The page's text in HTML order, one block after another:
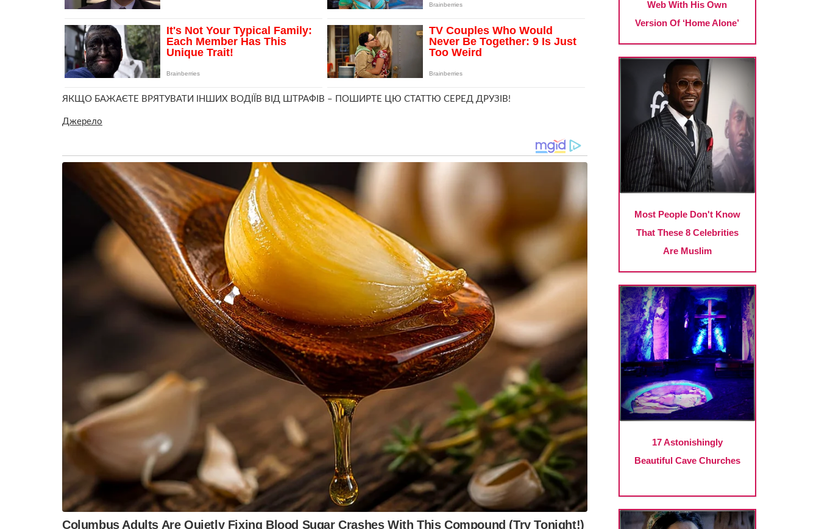
ЯКЩО БАЖАЄТЕ ВРЯТУВАТИ ІНШИХ ВОДІЇВ ВІД ШТРАФІВ – ПОШИРТЕ ЦЮ СТАТТЮ СЕРЕД ДРУЗІВ!
Джерело